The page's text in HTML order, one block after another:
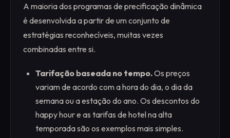
A maioria dos programas de precificação dinâmica
é desenvolvida a partir de um conjunto de
estratégias reconhecíveis, muitas vezes
combinadas entre si.
Tarifação baseada no tempo.Os preços
variam de acordo com a hora do dia, o dia da
semana ou a estação do ano. Os descontos do
happy hour e as tarifas de hotel na alta
temporada são os exemplos mais simples.